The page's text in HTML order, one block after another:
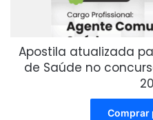
Apostila atualizada
de Saúde no
Comprar